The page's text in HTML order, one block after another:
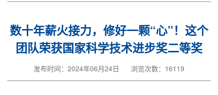
数十年薪火接力，修好一颗“心”！这个
团队荣获国家科学技术进步奖二等奖
发布时间：2024年06月24日 浏览次数：16119